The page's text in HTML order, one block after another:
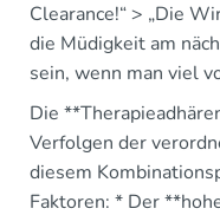
Clearance!“ > „Die
die Müdigkeit am
sein, wenn man viel
Die
Verfolgen der
diesem
Faktoren: * Der